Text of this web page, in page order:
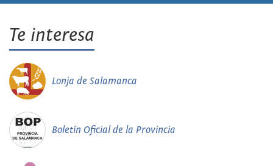
Te interesa
Lonja de Salamanca
Boletín Oficial de la Provincia